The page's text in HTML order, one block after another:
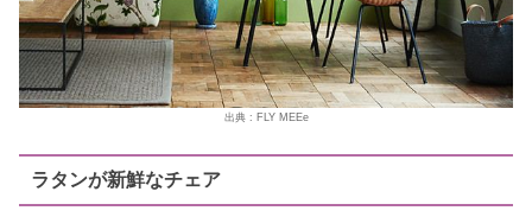
出典 : FLY MEEe
ラタンが新鮮なチェア